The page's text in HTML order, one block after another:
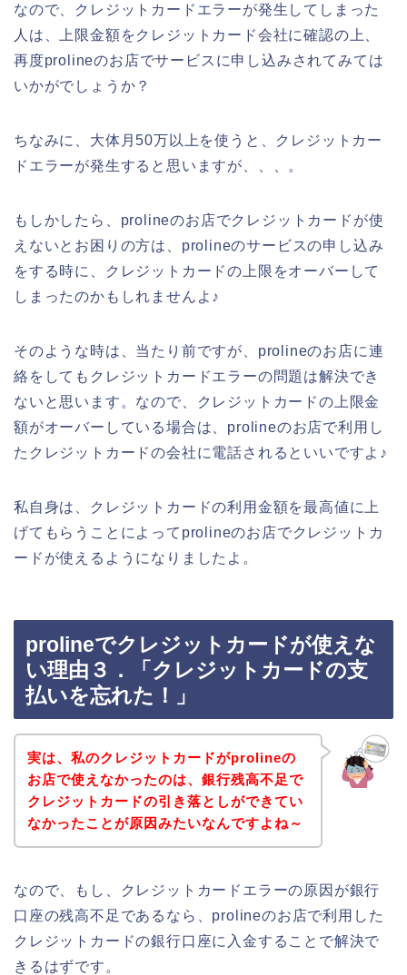
なので、クレジットカードエラーが発生してしまった
人は、上限金額をクレジットカード会社に確認の上、
再度prolineのお店でサービスに申し込みされてみては
いかがでしょうか？
ちなみに、大体月50万以上を使うと、クレジットカー
ドエラーが発生すると思いますが、、、。
もしかしたら、prolineのお店でクレジットカードが使
えないとお困りの方は、prolineのサービスの申し込み
をする時に、クレジットカードの上限をオーバーして
しまったのかもしれませんよ♪
そのような時は、当たり前ですが、prolineのお店に連
絡をしてもクレジットカードエラーの問題は解決でき
ないと思います。なので、クレジットカードの上限金
額がオーバーしている場合は、prolineのお店で利用し
たクレジットカードの会社に電話されるといいですよ♪
私自身は、クレジットカードの利用金額を最高値に上
げてもらうことによってprolineのお店でクレジットカ
ードが使えるようになりましたよ。
prolineでクレジットカードが使えな
い理由３．「クレジットカードの支
払いを忘れた！」
実は、私のクレジットカードがprolineの
お店で使えなかったのは、銀行残高不足で
クレジットカードの引き落としができてい
なかったことが原因みたいなんですよね～
なので、もし、クレジットカードエラーの原因が銀行
口座の残高不足であるなら、prolineのお店で利用した
クレジットカードの銀行口座に入金することで解決で
きるはずです。